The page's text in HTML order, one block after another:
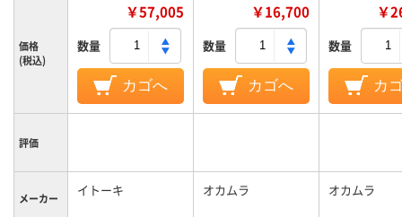
価格
(税込)
￥57,005
数量
カゴへ
￥16,700
数量
カゴへ
￥
数量
カ
評価
メーカー イトーキ オカムラ オカムラ